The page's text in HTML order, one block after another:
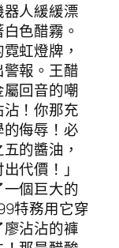
人緩緩漂
色醋霧。
虹燈牌，
報。王醋
回音的嘲
！你那充
侮辱！必
的醬油，
代價！」
個巨大的
特務用它穿
沾沾的褲